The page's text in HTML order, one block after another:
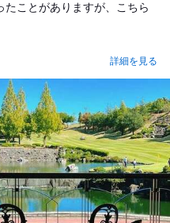
ことがありますが、こちら
詳細を見る